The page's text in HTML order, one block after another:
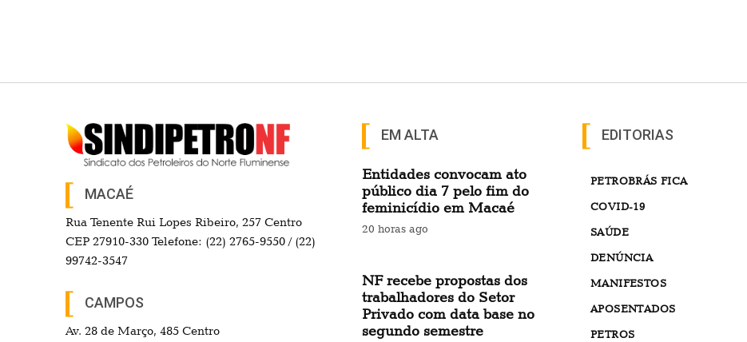
MACAÉ
Rua Tenente Rui Lopes Ribeiro, 257 Centro
CEP 27910-330 Telefone: (22) 2765-9550 / (22)
99742-3547
CAMPOS
Av. 28 de Março, 485 Centro
EM ALTA
Entidades convocam ato
público dia 7 pelo fim do
feminicídio em Macaé
20 horas ago
NF recebe propostas dos
trabalhadores do Setor
Privado com data base no
segundo semestre
EDITORIAS
PETROBRÁS FICA
COVID-19
SAÚDE
DENÚNCIA
MANIFESTOS
APOSENTADOS
PETROS